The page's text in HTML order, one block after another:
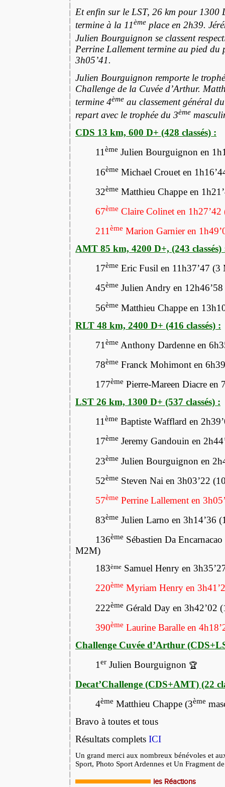
Et enfin sur le LST, 26 km pour 1300
termine à la 11ème place en 2h39.
Julien Bourguignon se classent
Perrine Lallement termine au pied du
3h05’41.
Julien Bourguignon remporte le
Challenge de la Cuvée d’Arthur.
termine 4ème au classement général
repart avec le trophée du 3ème
CDS 13 km, 600 D+ (428 classés) :
11ème Julien Bourguignon en
16ème Michael Crouet en
32ème Matthieu Chappe en
67ème Claire Colinet en 1h27’42
211 ème Marion Garnier en
AMT 85 km, 4200 D+, (243 classés)
17ème Eric Fusil en 11h37’47
45ème Julien Andry en
56ème Matthieu Chappe en
RLT 48 km, 2400 D+ (416 classés) :
71 ème Anthony Dardenne en
78ème Franck Mohimont en
177ème Pierre-Mareen Diacre en
LST 26 km, 1300 D+ (537 classés) :
11ème Baptiste Wafflard en
17ème Jeremy Gandouin en
23ème Julien Bourguignon en
52ème Steven Nai en 3h03’22
57ème Perrine Lallement en
83ème Julien Larno en 3h14’36
136ème Sébastien Da
M2M)
183ème Samuel Henry en
220ème Myriam Henry en
222ème Gérald Day en 3h42’02
390ème Laurine Baralle en
Challenge Cuvée d’Arthur
1 er Julien Bourguignon 🏆
Decat’Challenge (CDS+AMT) (22
4ème Matthieu Chappe (3ème
Bravo à toutes et tous
Résultats complets ICI
Un grand merci aux nombreux bénévoles et
Sport, Photo Sport Ardennes et Un Fragment
les Réactions